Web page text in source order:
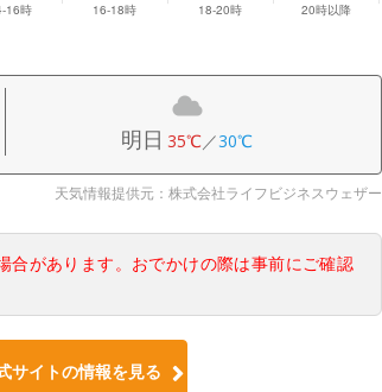
明日 35℃／30℃
天気情報提供元：株式会社ライフビジネスウェザー
があります。おでかけの際は事前にご確認
サイトの情報を見る